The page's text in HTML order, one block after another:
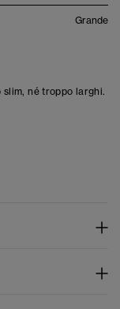
Grande
né troppo larghi.